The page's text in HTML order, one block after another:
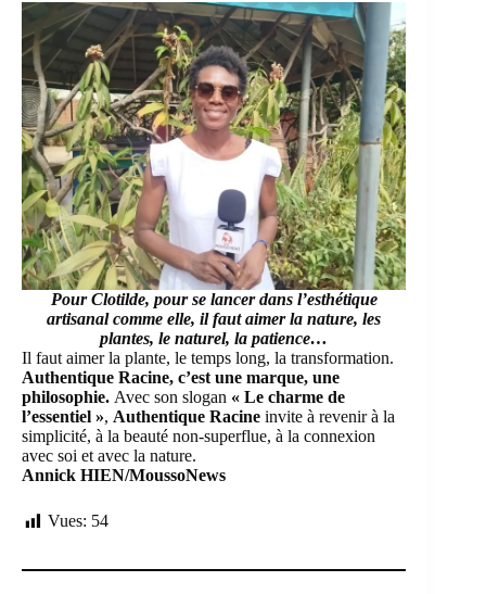
Pour Clotilde, pour se lancer dans l’esthétique
artisanal comme elle, il faut aimer la nature, les
plantes, le naturel, la patience…
Il faut aimer la plante, le temps long, la transformation.
Authentique Racine, c’est une marque, une
philosophie. Avec son slogan « Le charme de
l’essentiel », Authentique Racine invite à revenir à la
simplicité, à la beauté non-superflue, à la connexion
avec soi et avec la nature.
Annick HIEN/MoussoNews
Vues: 54